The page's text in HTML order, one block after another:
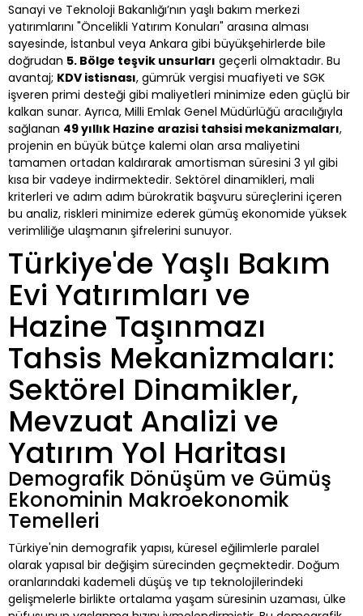
Sanayi ve Teknoloji Bakanlığı’nın yaşlı bakım merkezi
yatırımlarını "Öncelikli Yatırım Konuları" arasına alması
sayesinde, İstanbul veya Ankara gibi büyükşehirlerde bile
doğrudan 5. Bölge teşvik unsurları geçerli olmaktadır. Bu
avantaj; KDV istisnası, gümrük vergisi muafiyeti ve SGK
işveren primi desteği gibi maliyetleri minimize eden güçlü bir
kalkan sunar. Ayrıca, Milli Emlak Genel Müdürlüğü aracılığıyla
sağlanan 49 yıllık Hazine arazisi tahsisi mekanizmaları,
projenin en büyük bütçe kalemi olan arsa maliyetini
tamamen ortadan kaldırarak amortisman süresini 3 yıl gibi
kısa bir vadeye indirmektedir. Sektörel dinamikleri, mali
kriterleri ve adım adım bürokratik başvuru süreçlerini içeren
bu analiz, riskleri minimize ederek gümüş ekonomide yüksek
verimliliğe ulaşmanın şifrelerini sunuyor.
Türkiye'de Yaşlı Bakım
Evi Yatırımları ve
Hazine Taşınmazı
Tahsis Mekanizmaları:
Sektörel Dinamikler,
Mevzuat Analizi ve
Yatırım Yol Haritası
Demografik Dönüşüm ve Gümüş
Ekonominin Makroekonomik
Temelleri
Türkiye'nin demografik yapısı, küresel eğilimlerle paralel
olarak yapısal bir değişim sürecinden geçmektedir. Doğum
oranlarındaki kademeli düşüş ve tıp teknolojilerindeki
gelişmelerle birlikte ortalama yaşam süresinin uzaması, ülke